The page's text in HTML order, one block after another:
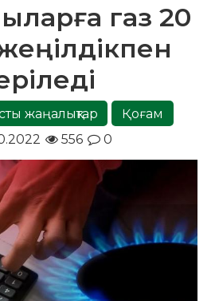
газ 20
жаңалықтар
Қоғам
556 0